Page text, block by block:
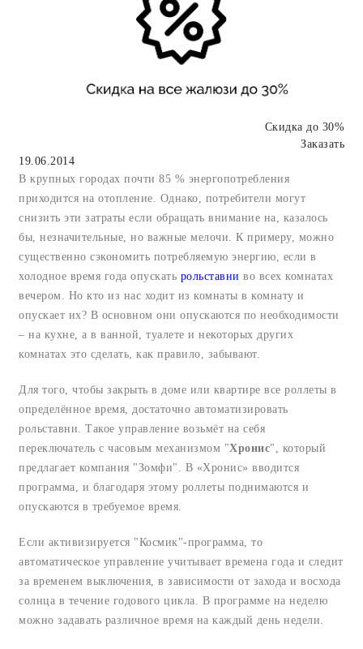
Скидка до 30%
Заказать
19.06.2014
В крупных городах почти 85 % энергопотребления
приходится на отопление. Однако, потребители могут
снизить эти затраты если обращать внимание на, казалось
бы, незначительные, но важные мелочи. К примеру, можно
существенно сэкономить потребляемую энергию, если в
холодное время года опускать рольставни во всех комнатах
вечером. Но кто из нас ходит из комнаты в комнату и
опускает их? В основном они опускаются по необходимости
– на кухне, а в ванной, туалете и некоторых других
комнатах это сделать, как правило, забывают.
Для того, чтобы закрыть в доме или квартире все роллеты в
определённое время, достаточно автоматизировать
рольставни. Такое управление возьмёт на себя
переключатель с часовым механизмом "Хронис", который
предлагает компания "Зомфи". В «Хронис» вводится
программа, и благодаря этому роллеты поднимаются и
опускаются в требуемое время.
Если активизируется "Космик"-программа, то
автоматическое управление учитывает времена года и следит
за временем выключения, в зависимости от захода и восхода
солнца в течение годового цикла. В программе на неделю
можно задавать различное время на каждый день недели.